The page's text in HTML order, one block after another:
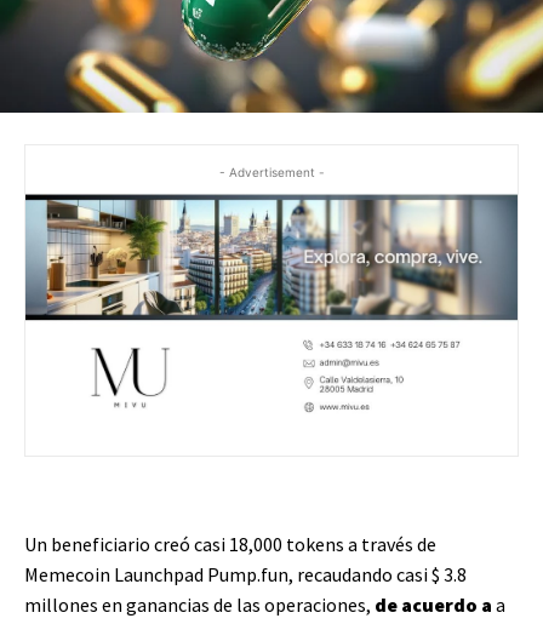
- Advertisement -
Un beneficiario creó casi 18,000 tokens a través de
Memecoin Launchpad Pump.fun, recaudando casi $ 3.8
millones en ganancias de las operaciones, de acuerdo a a